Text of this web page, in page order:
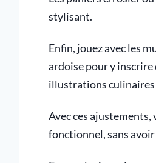
stylisant.
Enfin, jouez avec les
ardoise pour y inscrire
illustrations culinaires
Avec ces
fonctionnel, sans